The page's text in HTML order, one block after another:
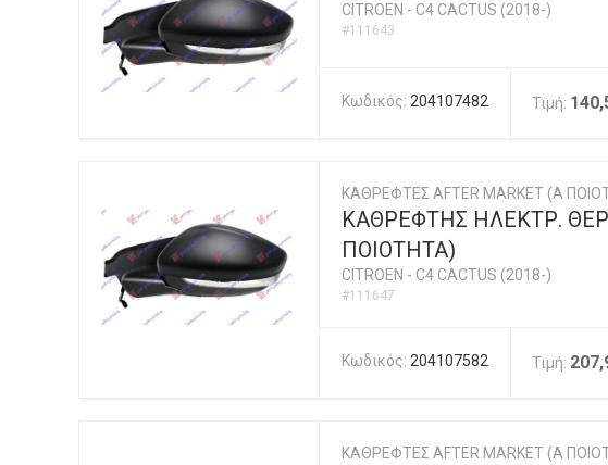
CITROEN - C4 CACTUS (2018-)
#111643
Κωδικός: 204107482 Τιμή:
ΚΑΘΡΕΦΤΕΣ AFTER MARKET (Α
ΚΑΘΡΕΦΤΗΣ ΗΛΕΚΤΡ.
ΠΟΙΟΤΗΤΑ)
CITROEN - C4 CACTUS (2018-)
#111647
Κωδικός: 204107582 Τιμή:
ΚΑΘΡΕΦΤΕΣ AFTER MARKET (Α